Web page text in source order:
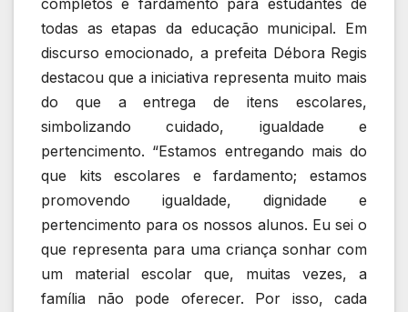
todas as etapas da educação municipal. Em
discurso emocionado, a prefeita Débora Regis
destacou que a iniciativa representa muito mais
do que a entrega de itens escolares,
simbolizando cuidado, igualdade e
pertencimento. “Estamos entregando mais do
que kits escolares e fardamento; estamos
promovendo igualdade, dignidade e
pertencimento para os nossos alunos. Eu sei o
que representa para uma criança sonhar com
um material escolar que, muitas vezes, a
família não pode oferecer. Por isso, cada